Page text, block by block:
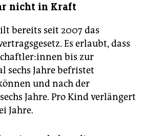
nicht in Kraft
bereits seit 2007 das
Es erlaubt, dass
bis zur
sechs Jahre befristet
und nach der
Jahre. Pro Kind verlängert
Jahre.